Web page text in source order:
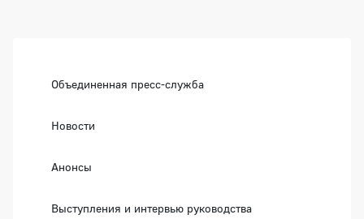
Объединенная пресс-служба
Новости
Анонсы
Выступления и интервью руководства